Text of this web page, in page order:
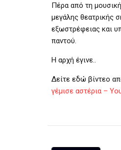
Πέρα από τη
μεγάλης θεατρικής
εξωστρέφειας και
παντού.
Η αρχή έγινε..
Δείτε εδώ βίντεο
γέμισε αστέρια –